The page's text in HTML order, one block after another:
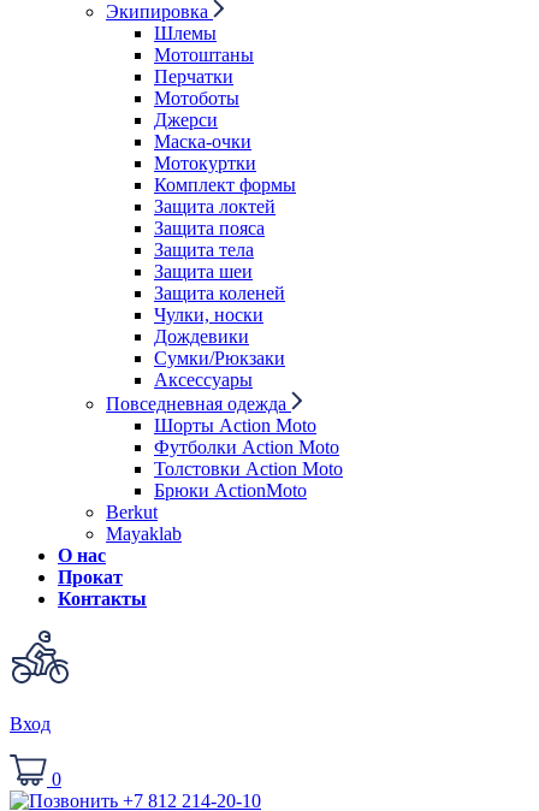
Экипировка
Шлемы
Мотоштаны
Перчатки
Мотоботы
Джерси
Маска-очки
Мотокуртки
Комплект формы
Защита локтей
Защита пояса
Защита тела
Защита шеи
Защита коленей
Чулки, носки
Дождевики
Сумки/Рюкзаки
Аксессуары
Повседневная одежда
Шорты Action Moto
Футболки Action Moto
Толстовки Action Moto
Брюки ActionMoto
Berkut
Mayaklab
О нас
Прокат
Контакты
Вход
0